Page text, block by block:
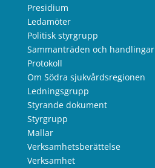
Presidium
Ledamöter
Politisk styrgrupp
Sammanträden och handlingar
Protokoll
Om Södra sjukvårdsregionen
Ledningsgrupp
Styrande dokument
Styrgrupp
Mallar
Verksamhetsberättelse
Verksamhet